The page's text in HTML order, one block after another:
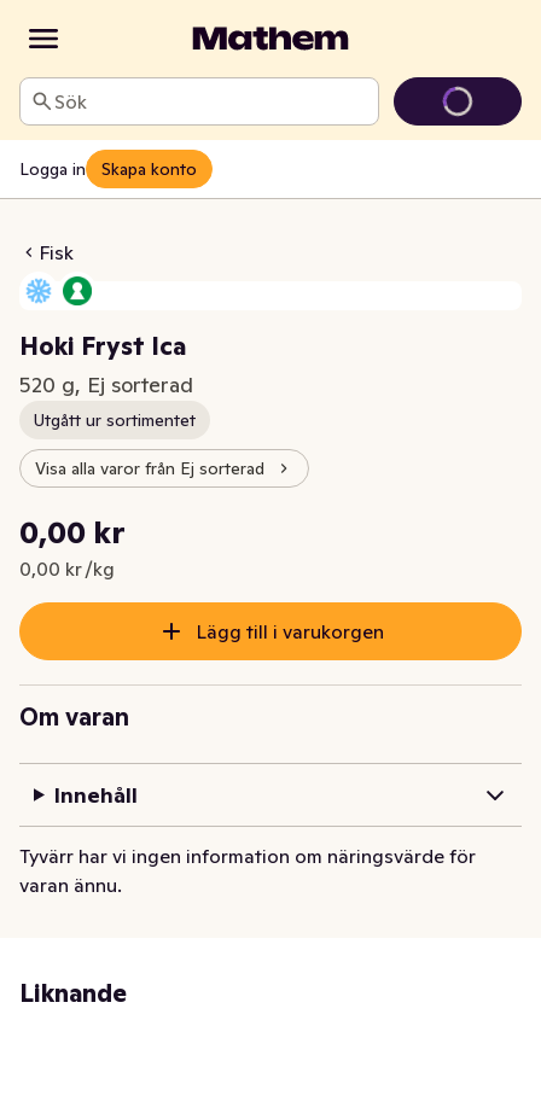
Sök
Logga in Skapa konto
Fisk
Fryst Ica
Hoki Fryst Ica
520 g, Ej sorterad
Utgått ur sortimentet
Visa alla varor från Ej sorterad
Nuvarande pris är: 0,00 kr
0,00 kr
0,00 kr /kg
Styckpris: 0,00 kr /kg
Lägg till i varukorgen
Om varan
Innehåll
Tyvärr har vi ingen information om näringsvärde för
varan ännu.
Liknande